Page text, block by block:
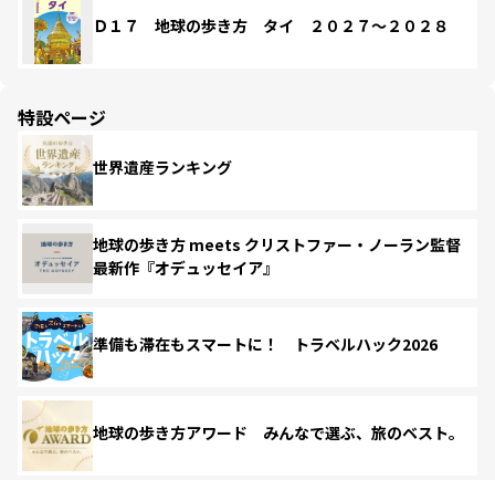
Ｄ１７ 地球の歩き方 タイ ２０２７～２０２８
特設ページ
世界遺産ランキング
地球の歩き方 meets クリストファー・ノーラン監督
最新作『オデュッセイア』
準備も滞在もスマートに！ トラベルハック2026
地球の歩き方アワード みんなで選ぶ、旅のベスト。